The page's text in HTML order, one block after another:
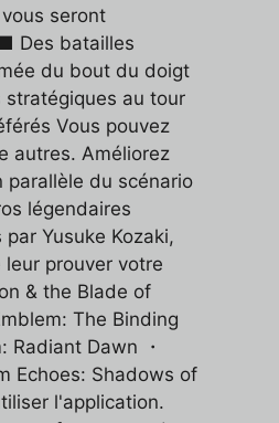
seront
Des batailles
du bout du doigt
au tour
Vous pouvez
autres. Améliorez
du scénario
légendaires
Yusuke Kozaki,
prouver votre
& the Blade of
The Binding
Radiant Dawn ・
Echoes: Shadows of
l'application.